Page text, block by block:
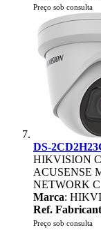
Preço sob consulta
DS-
HIKVISION
ACUSENSE
NETWORK C
Marca:
Ref.
Preço sob consulta